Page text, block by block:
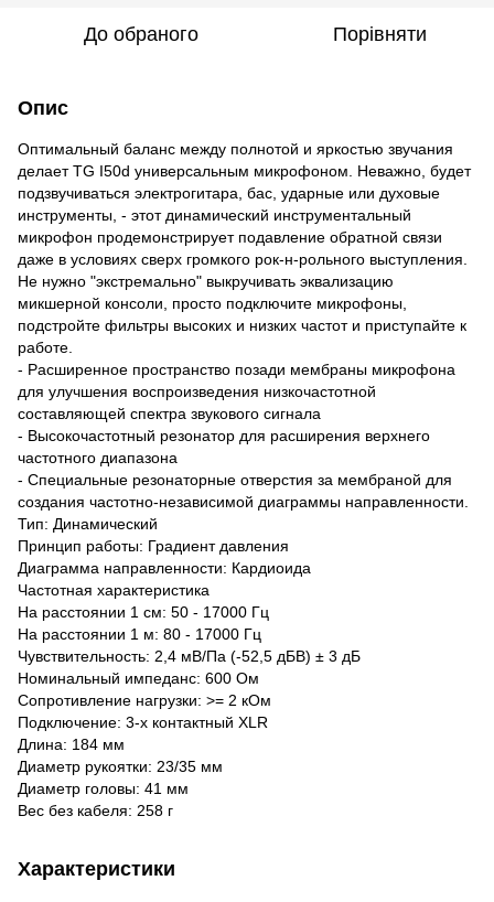
До обраного Порівняти
Опис
Оптимальный баланс между полнотой и яркостью звучания
делает TG I50d универсальным микрофоном. Неважно, будет
подзвучиваться электрогитара, бас, ударные или духовые
инструменты, - этот динамический инструментальный
микрофон продемонстрирует подавление обратной связи
даже в условиях сверх громкого рок-н-рольного выступления.
Не нужно "экстремально" выкручивать эквализацию
микшерной консоли, просто подключите микрофоны,
подстройте фильтры высоких и низких частот и приступайте к
работе.
- Расширенное пространство позади мембраны микрофона
для улучшения воспроизведения низкочастотной
составляющей спектра звукового сигнала
- Высокочастотный резонатор для расширения верхнего
частотного диапазона
- Специальные резонаторные отверстия за мембраной для
создания частотно-независимой диаграммы направленности.
Тип: Динамический
Принцип работы: Градиент давления
Диаграмма направленности: Кардиоида
Частотная характеристика
На расстоянии 1 см: 50 - 17000 Гц
На расстоянии 1 м: 80 - 17000 Гц
Чувствительность: 2,4 мВ/Па (-52,5 дБВ) ± 3 дБ
Номинальный импеданс: 600 Ом
Сопротивление нагрузки: >= 2 кОм
Подключение: 3-х контактный XLR
Длина: 184 мм
Диаметр рукоятки: 23/35 мм
Диаметр головы: 41 мм
Вес без кабеля: 258 г
Характеристики